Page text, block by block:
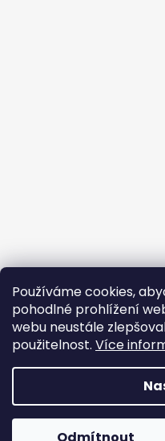
Používáme cookies,
pohodlné prohlížení
webu neustále
použitelnost. Více
Copyright 2026
Upravit